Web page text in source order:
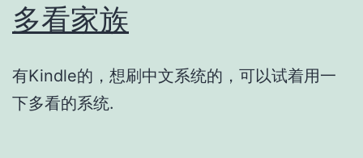
多看家族
有Kindle的，想刷中文系统的，可以试着用一
下多看的系统.